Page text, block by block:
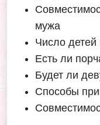
мужа
Число детей
Есть ли
Будет ли
Способы